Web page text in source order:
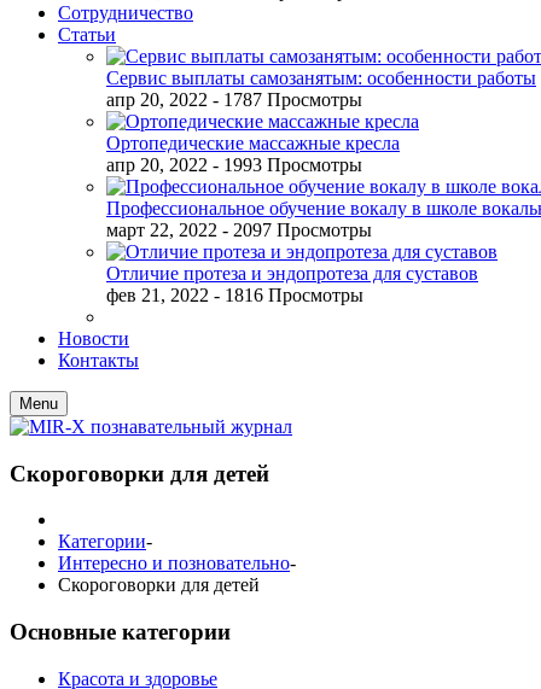
Сотрудничество
Статьи
Сервис выплаты самозанятым: особенности работы
апр 20, 2022 - 1787 Просмотры
Ортопедические массажные кресла
апр 20, 2022 - 1993 Просмотры
Профессиональное обучение вокалу в школе
март 22, 2022 - 2097 Просмотры
Отличие протеза и эндопротеза для суставов
фев 21, 2022 - 1816 Просмотры
Новости
Контакты
Menu
Скороговорки для детей
Категории-
Интересно и позновательно-
Скороговорки для детей
Основные категории
Красота и здоровье